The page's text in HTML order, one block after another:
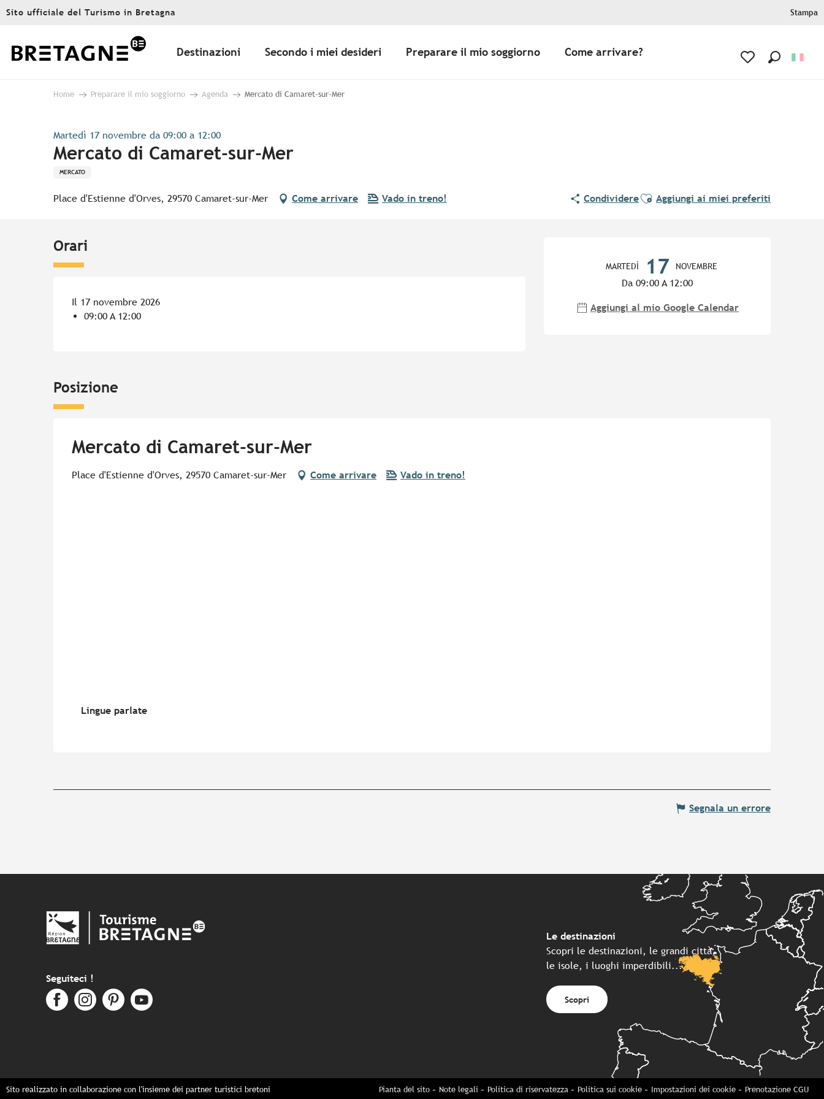
Aller
principal
Sito ufficiale del Turismo in Bretagna Stampa
Destinazioni Secondo i miei desideri Preparare il mio soggiorno Come arrivare?
Home Preparare il mio soggiorno Agenda Mercato di Camaret-sur-Mer
Martedì 17 novembre da 09:00 a 12:00
Mercato di Camaret-sur-Mer
MERCATO
Place d'Estienne d'Orves, 29570 Camaret-sur-Mer Come arrivare Vado in treno! CondividereAjouter aux favoris
Aggiungi ai miei preferiti
MARTEDÌ 17 NOVEMBRE
Da 09:00 A 12:00
Aggiungi al mio Google Calendar
Orari
Il 17 novembre 2026
09:00 A 12:00
Posizione
Mercato di Camaret-sur-Mer
Place d'Estienne d'Orves, 29570 Camaret-sur-Mer Come arrivare Vado in treno!
Lingue parlate
Lingue parlate
Segnala un errore
Seguiteci !
Le destinazioni
Scopri le destinazioni, le grandi città,
le isole, i luoghi imperdibili...
Scopri
Sito realizzato in collaborazione con l'insieme dei partner turistici bretoni Pianta del sito Note legali Politica di riservatezza Politica sui cookie Impostazioni dei cookie Prenotazione CGU